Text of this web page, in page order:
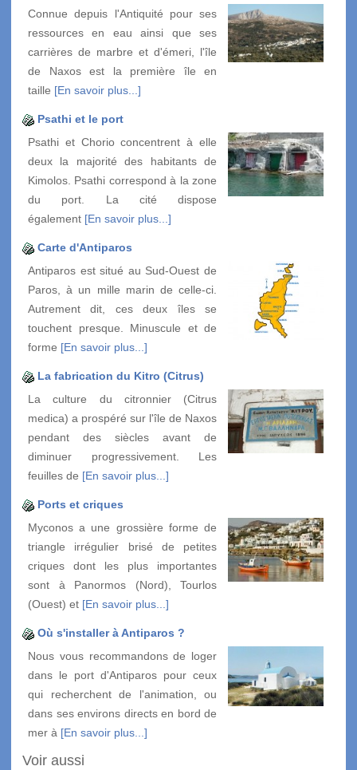
Connue depuis l'Antiquité pour ses
ressources en eau ainsi que ses
carrières de marbre et d'émeri, l'île
de Naxos est la première île en
taille [En savoir plus...]
Psathi et le port
Psathi et Chorio concentrent à elle
deux la majorité des habitants de
Kimolos. Psathi correspond à la zone
du port. La cité dispose
également [En savoir plus...]
Carte d'Antiparos
Antiparos est situé au Sud-Ouest de
Paros, à un mille marin de celle-ci.
Autrement dit, ces deux îles se
touchent presque. Minuscule et de
forme [En savoir plus...]
La fabrication du Kitro (Citrus)
La culture du citronnier (Citrus
medica) a prospéré sur l'île de Naxos
pendant des siècles avant de
diminuer progressivement. Les
feuilles de [En savoir plus...]
Ports et criques
Myconos a une grossière forme de
triangle irrégulier brisé de petites
criques dont les plus importantes
sont à Panormos (Nord), Tourlos
(Ouest) et [En savoir plus...]
Où s'installer à Antiparos ?
Nous vous recommandons de loger
dans le port d'Antiparos pour ceux
qui recherchent de l'animation, ou
dans ses environs directs en bord de
mer à [En savoir plus...]
Voir aussi